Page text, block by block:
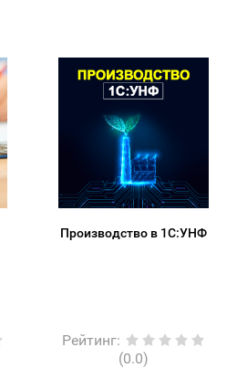
Производство в 1С:УНФ
Рейтинг:
(0.0)